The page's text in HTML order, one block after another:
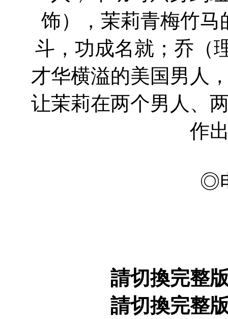
饰），茉莉青梅竹
斗，功成名就；乔（
才华横溢的美国男人
让茉莉在两个男人、
作
◎
請切換完整
請切換完整